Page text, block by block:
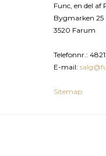
Func, en del af
Bygmarken 25
3520 Farum
Telefonnr. :
E-mail:
Sitemap